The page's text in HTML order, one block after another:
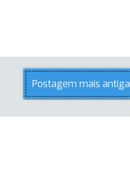
Postagem mais antiga